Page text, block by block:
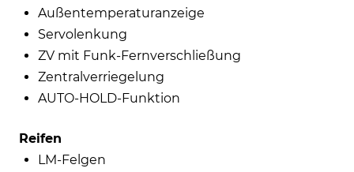
Außentemperaturanzeige
Servolenkung
ZV mit Funk-Fernverschließung
Zentralverriegelung
AUTO-HOLD-Funktion
Reifen
LM-Felgen